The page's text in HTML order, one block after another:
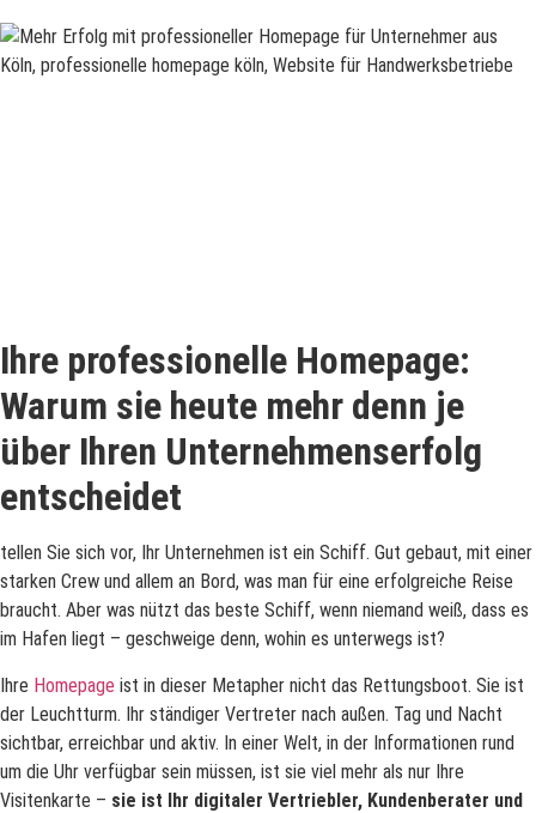
Ihre professionelle Homepage:
Warum sie heute mehr denn je
über Ihren Unternehmenserfolg
entscheidet
tellen Sie sich vor, Ihr Unternehmen ist ein Schiff. Gut gebaut, mit einer
starken Crew und allem an Bord, was man für eine erfolgreiche Reise
braucht. Aber was nützt das beste Schiff, wenn niemand weiß, dass es
im Hafen liegt – geschweige denn, wohin es unterwegs ist?
Ihre Homepage ist in dieser Metapher nicht das Rettungsboot. Sie ist
der Leuchtturm. Ihr ständiger Vertreter nach außen. Tag und Nacht
sichtbar, erreichbar und aktiv. In einer Welt, in der Informationen rund
um die Uhr verfügbar sein müssen, ist sie viel mehr als nur Ihre
Visitenkarte – sie ist Ihr digitaler Vertriebler, Kundenberater und